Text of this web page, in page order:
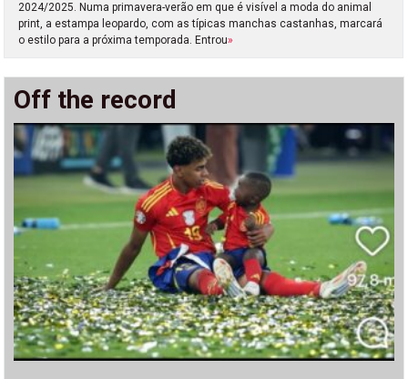
2024/2025. Numa primavera-verão em que é visível a moda do animal
print, a estampa leopardo, com as típicas manchas castanhas, marcará
o estilo para a próxima temporada. Entrou»
Off the record